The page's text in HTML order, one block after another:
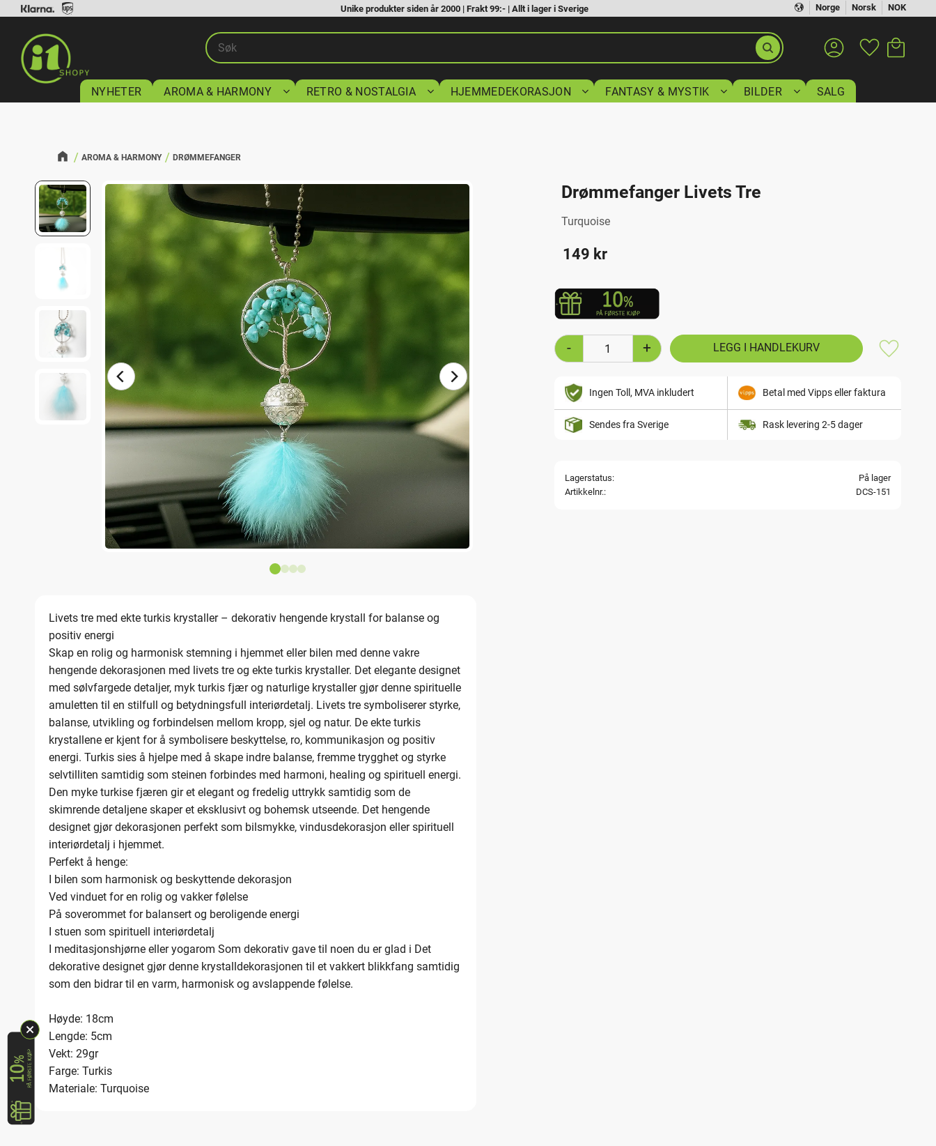
Norge Norsk NOK
Unike produkter siden år 2000 | Frakt 99:- | Allt i lager i Sverige
Favoritter
NYHETER AROMA & HARMONY RETRO & NOSTALGIA HJEMMEDEKORASJON FANTASY & MYSTIK BILDER SALG
AROMA & HARMONY DRØMMEFANGER
Drømmefanger Livets Tre
Turquoise
149 kr
+
-
Lagre
Ingen Toll, MVA inkludert Betal med Vipps eller faktura
Sendes fra Sverige Rask levering 2-5 dager
Lagerstatus
På lager
Artikkelnr.
DCS-151
Livets tre med ekte turkis krystaller – dekorativ hengende krystall for balanse og
positiv energi
Skap en rolig og harmonisk stemning i hjemmet eller bilen med denne vakre
hengende dekorasjonen med livets tre og ekte turkis krystaller. Det elegante designet
med sølvfargede detaljer, myk turkis fjær og naturlige krystaller gjør denne spirituelle
amuletten til en stilfull og betydningsfull interiørdetalj. Livets tre symboliserer styrke,
balanse, utvikling og forbindelsen mellom kropp, sjel og natur. De ekte turkis
krystallene er kjent for å symbolisere beskyttelse, ro, kommunikasjon og positiv
energi. Turkis sies å hjelpe med å skape indre balanse, fremme trygghet og styrke
selvtilliten samtidig som steinen forbindes med harmoni, healing og spirituell energi.
Den myke turkise fjæren gir et elegant og fredelig uttrykk samtidig som de
skimrende detaljene skaper et eksklusivt og bohemsk utseende. Det hengende
designet gjør dekorasjonen perfekt som bilsmykke, vindusdekorasjon eller spirituell
interiørdetalj i hjemmet.
Perfekt å henge:
I bilen som harmonisk og beskyttende dekorasjon
Ved vinduet for en rolig og vakker følelse
På soverommet for balansert og beroligende energi
I stuen som spirituell interiørdetalj
I meditasjonshjørne eller yogarom Som dekorativ gave til noen du er glad i Det
dekorative designet gjør denne krystalldekorasjonen til et vakkert blikkfang samtidig
som den bidrar til en varm, harmonisk og avslappende følelse.
Høyde: 18cm
Lengde: 5cm
Vekt: 29gr
Farge: Turkis
Materiale: Turquoise